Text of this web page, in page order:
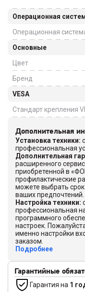
Операционная
Операционная
Основные
Цвет
Бренд
VESA
Стандарт крепления
Дополнительная
Установка техники:
профессиональная
Дополнительная
расширенного
приобретенной в
профилактические
можете выбрать срок
ваших предпочтений.
Настройка техники:
профессиональная
программного
настроек.
именно настройки
заказом.
Подробнее
Гарантийные
Гарантия на 1